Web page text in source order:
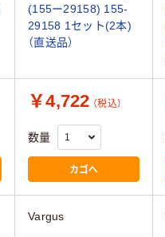
(155ー29158) 155-
29158 1セット(2本)
（直送品）
￥4,722 （税込）
数量
カゴへ
Vargus